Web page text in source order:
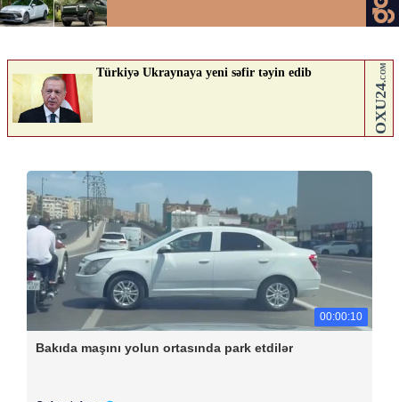
00:00:10
Bakıda maşını yolun ortasında park etdilər